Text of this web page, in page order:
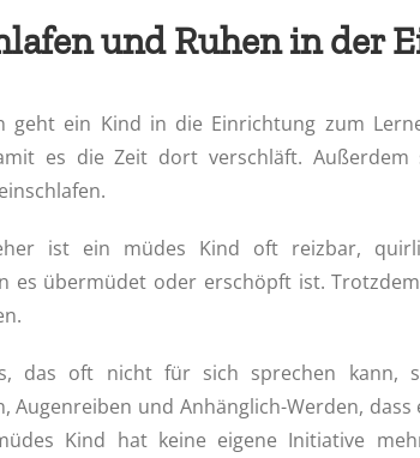
und Ruhen in der
geht ein Kind in die Einrichtung zum
es die Zeit dort verschläft. Außerdem
ist ein müdes Kind oft reizbar,
es übermüdet oder erschöpft ist.
das oft nicht für sich sprechen kann,
Augenreiben und Anhänglich-Werden, dass
Kind hat keine eigene Initiative